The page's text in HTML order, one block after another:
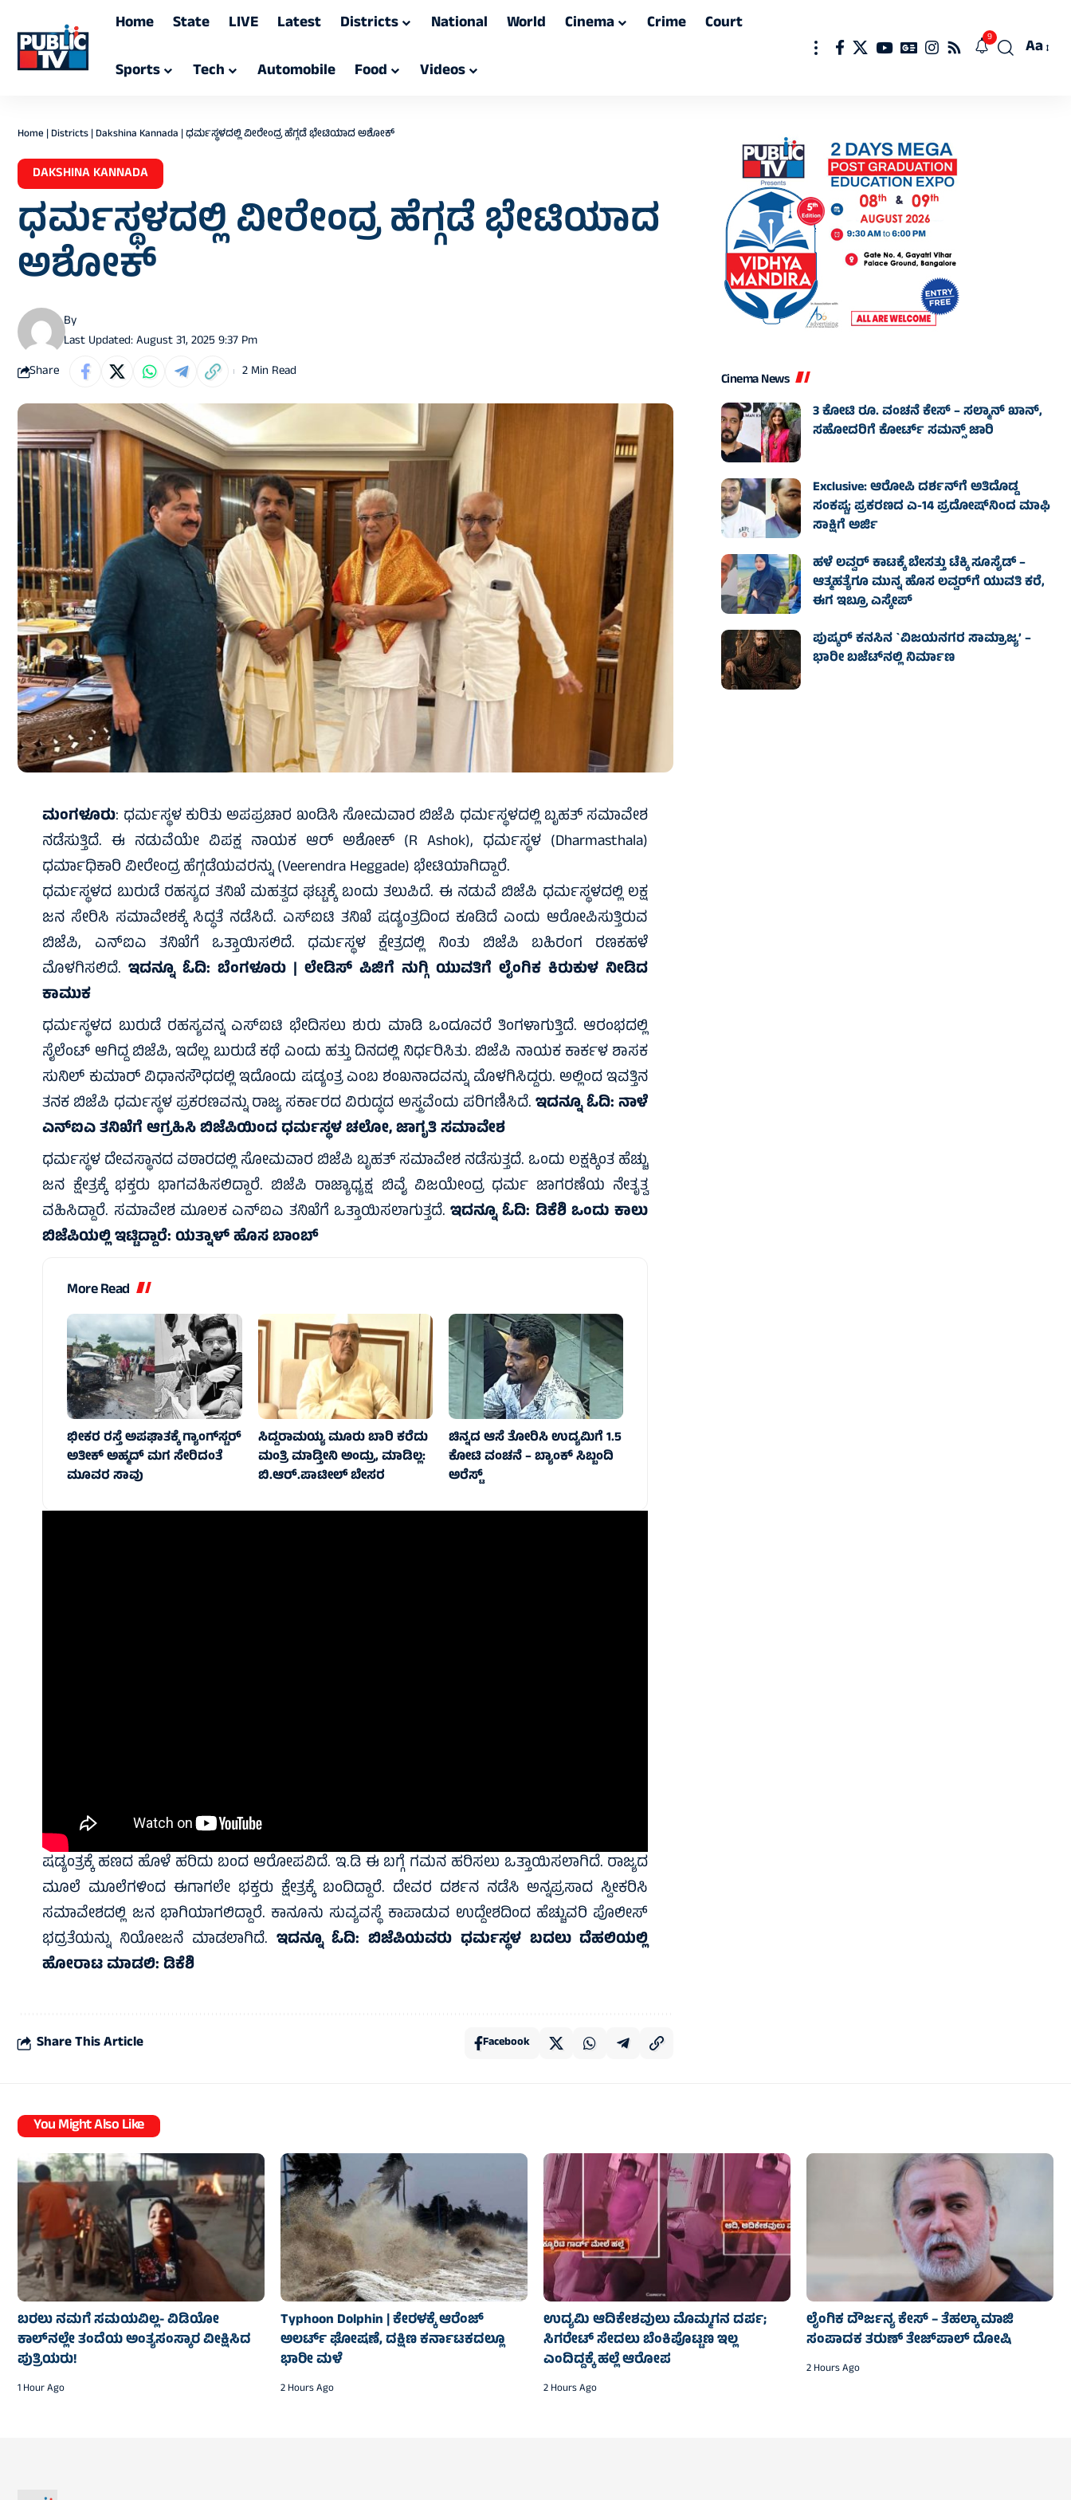
Home State LIVE Latest Districts National World Cinema Crime
Court
Sports
Tech Automobile Food Videos
9
Font
Aa
Home |Districts|Dakshina Kannada |ಧರ್ಮಸ್ಥಳದಲ್ಲಿ ವೀರೇಂದ್ರ ಹೆಗ್ಗಡೆ ಭೇಟಿಯಾದ ಅಶೋಕ್
DAKSHINA KANNADA
ಧರ್ಮಸ್ಥಳದಲ್ಲಿ ವೀರೇಂದ್ರ ಹೆಗ್ಗಡೆ ಭೇಟಿಯಾದ
ಅಶೋಕ್
Last Updated: August 31, 2025 9:37 Pm
By
Share 2 Min Read
ಮಂಗಳೂರು: ಧರ್ಮಸ್ಥಳ ಕುರಿತು ಅಪಪ್ರಚಾರ ಖಂಡಿಸಿ ಸೋಮವಾರ ಬಿಜೆಪಿ ಧರ್ಮಸ್ಥಳದಲ್ಲಿ ಬೃಹತ್ ಸಮಾವೇಶ
ನಡೆಸುತ್ತಿದೆ. ಈ ನಡುವೆಯೇ ವಿಪಕ್ಷ ನಾಯಕ ಆರ್ ಅಶೋಕ್ (R Ashok), ಧರ್ಮಸ್ಥಳ (Dharmasthala)
ಧರ್ಮಾಧಿಕಾರಿ ವೀರೇಂದ್ರ ಹೆಗ್ಗಡೆಯವರನ್ನು (Veerendra Heggade) ಭೇಟಿಯಾಗಿದ್ದಾರೆ.
ಧರ್ಮಸ್ಥಳದ ಬುರುಡೆ ರಹಸ್ಯದ ತನಿಖೆ ಮಹತ್ವದ ಘಟ್ಟಕ್ಕೆ ಬಂದು ತಲುಪಿದೆ. ಈ ನಡುವೆ ಬಿಜೆಪಿ ಧರ್ಮಸ್ಥಳದಲ್ಲಿ ಲಕ್ಷ
ಜನ ಸೇರಿಸಿ ಸಮಾವೇಶಕ್ಕೆ ಸಿದ್ಧತೆ ನಡೆಸಿದೆ. ಎಸ್‌ಐಟಿ ತನಿಖೆ ಷಡ್ಯಂತ್ರದಿಂದ ಕೂಡಿದೆ ಎಂದು ಆರೋಪಿಸುತ್ತಿರುವ
ಬಿಜೆಪಿ, ಎನ್‌ಐಎ ತನಿಖೆಗೆ ಒತ್ತಾಯಿಸಲಿದೆ. ಧರ್ಮಸ್ಥಳ ಕ್ಷೇತ್ರದಲ್ಲಿ ನಿಂತು ಬಿಜೆಪಿ ಬಹಿರಂಗ ರಣಕಹಳೆ
ಮೊಳಗಿಸಲಿದೆ.ಇದನ್ನೂ ಓದಿ:ಬೆಂಗಳೂರು | ಲೇಡಿಸ್ ಪಿಜಿಗೆ ನುಗ್ಗಿ ಯುವತಿಗೆ ಲೈಂಗಿಕ ಕಿರುಕುಳ ನೀಡಿದ
ಕಾಮುಕ
ಧರ್ಮಸ್ಥಳದ ಬುರುಡೆ ರಹಸ್ಯವನ್ನ ಎಸ್‌ಐಟಿ ಭೇದಿಸಲು ಶುರು ಮಾಡಿ ಒಂದೂವರೆ ತಿಂಗಳಾಗುತ್ತಿದೆ. ಆರಂಭದಲ್ಲಿ
ಸೈಲೆಂಟ್ ಆಗಿದ್ದ ಬಿಜೆಪಿ, ಇದೆಲ್ಲ ಬುರುಡೆ ಕಥೆ ಎಂದು ಹತ್ತು ದಿನದಲ್ಲಿ ನಿರ್ಧರಿಸಿತು. ಬಿಜೆಪಿ ನಾಯಕ ಕಾರ್ಕಳ ಶಾಸಕ
ಸುನಿಲ್ ಕುಮಾರ್ ವಿಧಾನಸೌಧದಲ್ಲಿ ಇದೊಂದು ಷಡ್ಯಂತ್ರ ಎಂಬ ಶಂಖನಾದವನ್ನು ಮೊಳಗಿಸಿದ್ದರು. ಅಲ್ಲಿಂದ ಇವತ್ತಿನ
ತನಕ ಬಿಜೆಪಿ ಧರ್ಮಸ್ಥಳ ಪ್ರಕರಣವನ್ನು ರಾಜ್ಯ ಸರ್ಕಾರದ ವಿರುದ್ಧದ ಅಸ್ತ್ರವೆಂದು ಪರಿಗಣಿಸಿದೆ.ಇದನ್ನೂ ಓದಿ:ನಾಳೆ
ಎನ್‌ಐಎ ತನಿಖೆಗೆ ಆಗ್ರಹಿಸಿ ಬಿಜೆಪಿಯಿಂದ ಧರ್ಮಸ್ಥಳ ಚಲೋ, ಜಾಗೃತಿ ಸಮಾವೇಶ
ಧರ್ಮಸ್ಥಳ ದೇವಸ್ಥಾನದ ವಠಾರದಲ್ಲಿ ಸೋಮವಾರ ಬಿಜೆಪಿ ಬೃಹತ್ ಸಮಾವೇಶ ನಡೆಸುತ್ತದೆ. ಒಂದು ಲಕ್ಷಕ್ಕಿಂತ ಹೆಚ್ಚು
ಜನ ಕ್ಷೇತ್ರಕ್ಕೆ ಭಕ್ತರು ಭಾಗವಹಿಸಲಿದ್ದಾರೆ. ಬಿಜೆಪಿ ರಾಜ್ಯಾಧ್ಯಕ್ಷ ಬಿವೈ ವಿಜಯೇಂದ್ರ ಧರ್ಮ ಜಾಗರಣೆಯ ನೇತೃತ್ವ
ವಹಿಸಿದ್ದಾರೆ. ಸಮಾವೇಶ ಮೂಲಕ ಎನ್‌ಐಎ ತನಿಖೆಗೆ ಒತ್ತಾಯಿಸಲಾಗುತ್ತದೆ.ಇದನ್ನೂ ಓದಿ: ಡಿಕೆಶಿ ಒಂದು ಕಾಲು
ಬಿಜೆಪಿಯಲ್ಲಿ ಇಟ್ಟಿದ್ದಾರೆ: ಯತ್ನಾಳ್ ಹೊಸ ಬಾಂಬ್
More Read
ಭೀಕರ ರಸ್ತೆ ಅಪಘಾತಕ್ಕೆ ಗ್ಯಾಂಗ್‌ಸ್ಟರ್
ಅತೀಕ್ ಅಹ್ಮದ್ ಮಗ ಸೇರಿದಂತೆ
ಮೂವರ ಸಾವು
ಸಿದ್ದರಾಮಯ್ಯ ಮೂರು ಬಾರಿ ಕರೆದು
ಮಂತ್ರಿ ಮಾಡ್ತೀನಿ ಅಂದ್ರು, ಮಾಡಿಲ್ಲ:
ಬಿ.ಆರ್.ಪಾಟೀಲ್ ಬೇಸರ
ಚಿನ್ನದ ಆಸೆ ತೋರಿಸಿ ಉದ್ಯಮಿಗೆ 1.5
ಕೋಟಿ ವಂಚನೆ – ಬ್ಯಾಂಕ್ ಸಿಬ್ಬಂದಿ
ಅರೆಸ್ಟ್
ಷಡ್ಯಂತ್ರಕ್ಕೆ ಹಣದ ಹೊಳೆ ಹರಿದು ಬಂದ ಆರೋಪವಿದೆ. ಇ.ಡಿ ಈ ಬಗ್ಗೆ ಗಮನ ಹರಿಸಲು ಒತ್ತಾಯಿಸಲಾಗಿದೆ. ರಾಜ್ಯದ
ಮೂಲೆ ಮೂಲೆಗಳಿಂದ ಈಗಾಗಲೇ ಭಕ್ತರು ಕ್ಷೇತ್ರಕ್ಕೆ ಬಂದಿದ್ದಾರೆ. ದೇವರ ದರ್ಶನ ನಡೆಸಿ ಅನ್ನಪ್ರಸಾದ ಸ್ವೀಕರಿಸಿ
ಸಮಾವೇಶದಲ್ಲಿ ಜನ ಭಾಗಿಯಾಗಲಿದ್ದಾರೆ. ಕಾನೂನು ಸುವ್ಯವಸ್ಥೆ ಕಾಪಾಡುವ ಉದ್ದೇಶದಿಂದ ಹೆಚ್ಚುವರಿ ಪೊಲೀಸ್
ಭದ್ರತೆಯನ್ನು ನಿಯೋಜನೆ ಮಾಡಲಾಗಿದೆ. ಇದನ್ನೂ ಓದಿ:ಬಿಜೆಪಿಯವರು ಧರ್ಮಸ್ಥಳ ಬದಲು ದೆಹಲಿಯಲ್ಲಿ
ಹೋರಾಟ ಮಾಡಲಿ: ಡಿಕೆಶಿ
Share This Article Facebook
Cinema News
3 ಕೋಟಿ ರೂ. ವಂಚನೆ ಕೇಸ್‌ – ಸಲ್ಮಾನ್ ಖಾನ್,
ಸಹೋದರಿಗೆ ಕೋರ್ಟ್‌ ಸಮನ್ಸ್ ಜಾರಿ
Exclusive: ಆರೋಪಿ ದರ್ಶನ್‌ಗೆ ಅತಿದೊಡ್ಡ
ಸಂಕಷ್ಟ; ಪ್ರಕರಣದ ಎ-14 ಪ್ರದೋಷ್‌ನಿಂದ ಮಾಫಿ
ಸಾಕ್ಷಿಗೆ ಅರ್ಜಿ
ಹಳೆ ಲವ್ವರ್‌ ಕಾಟಕ್ಕೆ ಬೇಸತ್ತು ಟೆಕ್ಕಿ ಸೂಸೈಡ್‌ –
ಆತ್ಮಹತ್ಯೆಗೂ ಮುನ್ನ ಹೊಸ ಲವ್ವರ್‌ಗೆ ಯುವತಿ ಕರೆ,
ಈಗ ಇಬ್ರೂ ಎಸ್ಕೇಪ್‌
ಪುಷ್ಕರ್ ಕನಸಿನ `ವಿಜಯನಗರ ಸಾಮ್ರಾಜ್ಯ’ –
ಭಾರೀ ಬಜೆಟ್‌ನಲ್ಲಿ ನಿರ್ಮಾಣ
You Might Also Like
ಬರಲು ನಮಗೆ ಸಮಯವಿಲ್ಲ- ವಿಡಿಯೋ
ಕಾಲ್‌ನಲ್ಲೇ ತಂದೆಯ ಅಂತ್ಯಸಂಸ್ಕಾರ ವೀಕ್ಷಿಸಿದ
ಪುತ್ರಿಯರು!
1 Hour Ago
Typhoon Dolphin | ಕೇರಳಕ್ಕೆ ಆರೆಂಜ್‌
ಅಲರ್ಟ್‌ ಘೋಷಣೆ, ದಕ್ಷಿಣ ಕರ್ನಾಟಕದಲ್ಲೂ
ಭಾರೀ ಮಳೆ
2 Hours Ago
ಉದ್ಯಮಿ ಆದಿಕೇಶವುಲು ಮೊಮ್ಮಗನ ದರ್ಪ;
ಸಿಗರೇಟ್ ಸೇದಲು ಬೆಂಕಿಪೊಟ್ಟಣ ಇಲ್ಲ
ಎಂದಿದ್ದಕ್ಕೆ ಹಲ್ಲೆ ಆರೋಪ
2 Hours Ago
ಲೈಂಗಿಕ ದೌರ್ಜನ್ಯ ಕೇಸ್‌ – ತೆಹಲ್ಕಾ ಮಾಜಿ
ಸಂಪಾದಕ ತರುಣ್ ತೇಜ್‌ಪಾಲ್ ದೋಷಿ
2 Hours Ago